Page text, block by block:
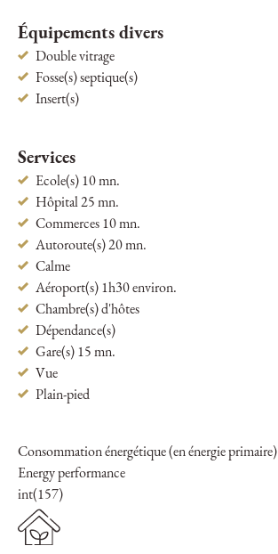
Équipements divers
Double vitrage
Fosse(s) septique(s)
Insert(s)
Services
Ecole(s) 10 mn.
Hôpital 25 mn.
Commerces 10 mn.
Autoroute(s) 20 mn.
Calme
Aéroport(s) 1h30 environ.
Chambre(s) d'hôtes
Dépendance(s)
Gare(s) 15 mn.
Vue
Plain-pied
Consommation énergétique (en énergie primaire)
Energy performance
int(157)